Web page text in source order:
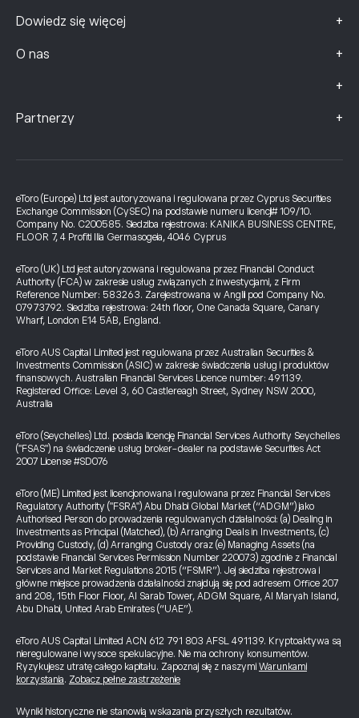
Dowiedz się więcej +
O nas +
+
Partnerzy +
eToro (Europe) Ltd jest autoryzowana i regulowana przez Cyprus Securities
Exchange Commission (CySEC) na podstawie numeru licencji# 109/10.
Company No. C200585. Siedziba rejestrowa: KANIKA BUSINESS CENTRE,
FLOOR 7, 4 Profiti Ilia Germasogeia, 4046 Cyprus
eToro (UK) Ltd jest autoryzowana i regulowana przez Financial Conduct
Authority (FCA) w zakresie usług związanych z inwestycjami, z Firm
Reference Number: 583263. Zarejestrowana w Anglii pod Company No.
07973792. Siedziba rejestrowa: 24th floor, One Canada Square, Canary
Wharf, London E14 5AB, England.
eToro AUS Capital Limited jest regulowana przez Australian Securities &
Investments Commission (ASIC) w zakresie świadczenia usług i produktów
finansowych. Australian Financial Services Licence number: 491139.
Registered Office: Level 3, 60 Castlereagh Street, Sydney NSW 2000,
Australia
eToro (Seychelles) Ltd. posiada licencję Financial Services Authority Seychelles
("FSAS") na świadczenie usług broker-dealer na podstawie Securities Act
2007 License #SD076
eToro (ME) Limited jest licencjonowana i regulowana przez Financial Services
Regulatory Authority ("FSRA") Abu Dhabi Global Market (“ADGM”) jako
Authorised Person do prowadzenia regulowanych działalności: (a) Dealing in
Investments as Principal (Matched), (b) Arranging Deals in Investments, (c)
Providing Custody, (d) Arranging Custody oraz (e) Managing Assets (na
podstawie Financial Services Permission Number 220073) zgodnie z Financial
Services and Market Regulations 2015 (“FSMR”). Jej siedziba rejestrowa i
główne miejsce prowadzenia działalności znajdują się pod adresem Office 207
and 208, 15th Floor Floor, Al Sarab Tower, ADGM Square, Al Maryah Island,
Abu Dhabi, United Arab Emirates (“UAE”).
eToro AUS Capital Limited ACN 612 791 803 AFSL 491139. Kryptoaktywa są
nieregulowane i wysoce spekulacyjne. Nie ma ochrony konsumentów.
Ryzykujesz utratę całego kapitału. Zapoznaj się z naszymi Warunkami
korzystania. Zobacz pełne zastrzeżenie
Wyniki historyczne nie stanowią wskazania przyszłych rezultatów.